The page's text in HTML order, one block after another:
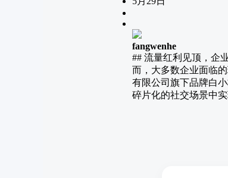
fangwenhe
## 流量红利见顶，企
而，大多数企业面临
有限公司旗下品牌白
碎片化的社交场景中